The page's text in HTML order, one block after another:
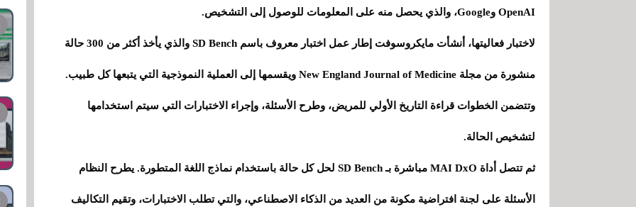
OpenAI وGoogle، والذي يحصل منه على المعلومات للوصول إلى التشخيص.
لاختبار فعاليتها، أنشأت مايكروسوفت إطار عمل اختبار معروف باسم SD Bench والذي يأخذ أكثر من 300 حالة
منشورة من مجلة New England Journal of Medicine ويقسمها إلى العملية النموذجية التي يتبعها كل طبيب.
وتتضمن الخطوات قراءة التاريخ الأولي للمريض، وطرح الأسئلة، وإجراء الاختبارات التي سيتم استخدامها
لتشخيص الحالة.
ثم تتصل أداة MAI DxO مباشرة بـ SD Bench لحل كل حالة باستخدام نماذج اللغة المتطورة. يطرح النظام
الأسئلة على لجنة افتراضية مكونة من العديد من الذكاء الاصطناعي، والتي تطلب الاختبارات، وتقيم التكاليف